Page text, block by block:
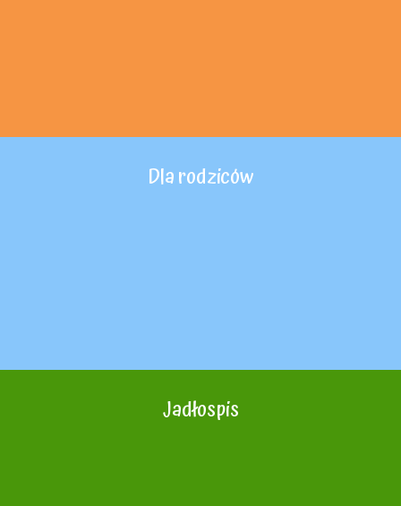
Dla rodziców
Jadłospis